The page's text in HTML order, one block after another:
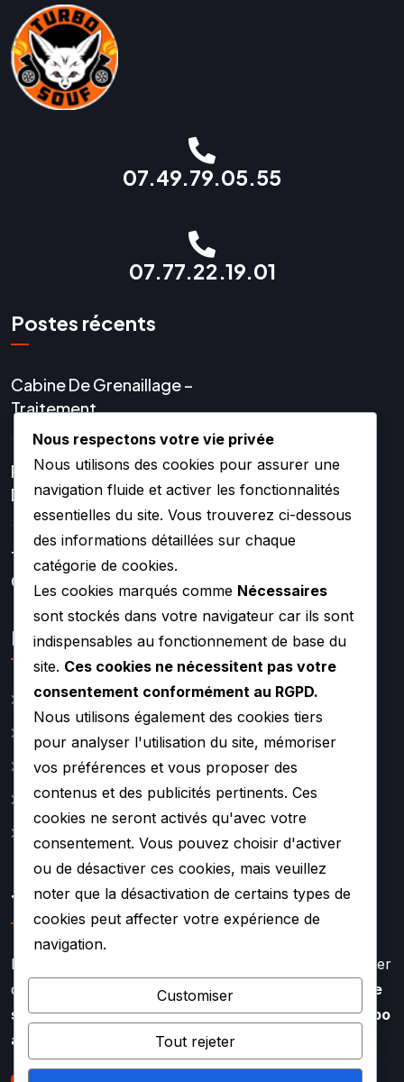
07.49.79.05.55
07.77.22.19.01
Postes récents
Cabine De Grenaillage –
Traitement
Réparation Et Rénovation
De Turbo
Turbos Hybrides Et
Compétition –
Lien rapide
Catalogue
A propos
Contact
Mentions légales
TURBO SOUF
Faire appel à l’expertise de TURBO SOUF, c’est profiter
d’un savoir faire aiguisé depuis plus de
20 ans dans le
secteur de la rénovation et de la réparation de turbo
auto
Nous respectons votre vie privée
Nous utilisons des cookies pour assurer une
navigation fluide et activer les fonctionnalités
essentielles du site. Vous trouverez ci-dessous
des informations détaillées sur chaque
catégorie de cookies.
Les cookies marqués comme Nécessaires
sont stockés dans votre navigateur car ils sont
indispensables au fonctionnement de base du
site. Ces cookies ne nécessitent pas votre
consentement conformément au RGPD.
Nous utilisons également des cookies tiers
pour analyser l'utilisation du site, mémoriser
vos préférences et vous proposer des
contenus et des publicités pertinents. Ces
cookies ne seront activés qu'avec votre
consentement. Vous pouvez choisir d'activer
ou de désactiver ces cookies, mais veuillez
noter que la désactivation de certains types de
cookies peut affecter votre expérience de
navigation.
Customiser
Tout rejeter